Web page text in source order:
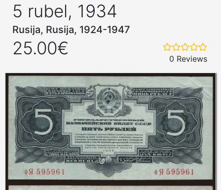
5 rubel, 1934
Rusija, Rusija, 1924-1947
25.00€
0 Reviews